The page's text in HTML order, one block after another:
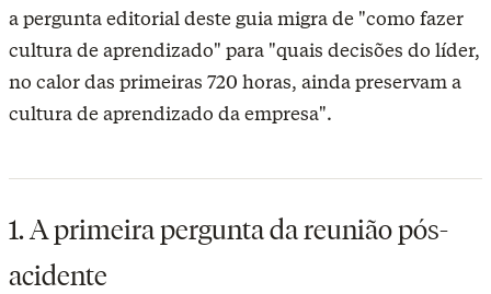
a pergunta editorial deste guia migra de "como fazer
cultura de aprendizado" para "quais decisões do líder,
no calor das primeiras 720 horas, ainda preservam a
cultura de aprendizado da empresa".
1. A primeira pergunta da reunião pós-
acidente